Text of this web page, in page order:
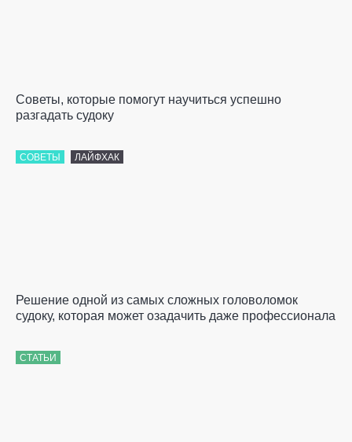
Советы, которые помогут научиться успешно
разгадать судоку
СОВЕТЫ ЛАЙФХАК
Решение одной из самых сложных головоломок
судоку, которая может озадачить даже профессионала
СТАТЬИ